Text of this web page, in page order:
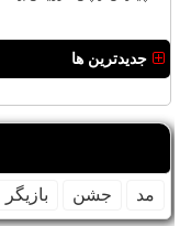
جدیدترین ها
مد جشن بازیگر